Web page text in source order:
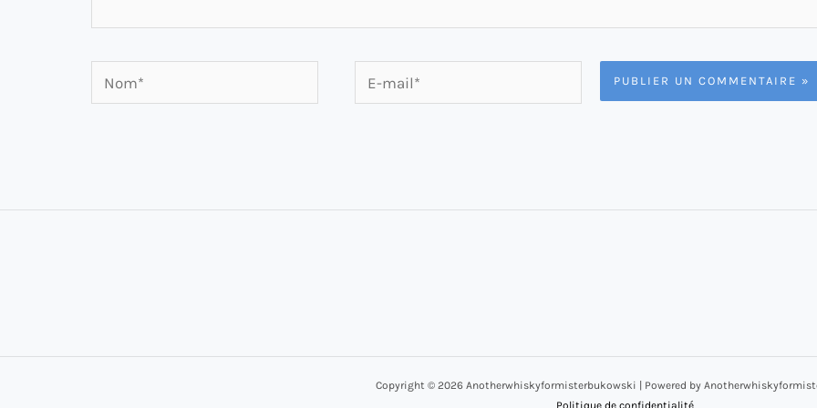
mail*
Copyright © 2026 Anotherwhiskyformisterbukowski | Powered by
Politique de confidentialité